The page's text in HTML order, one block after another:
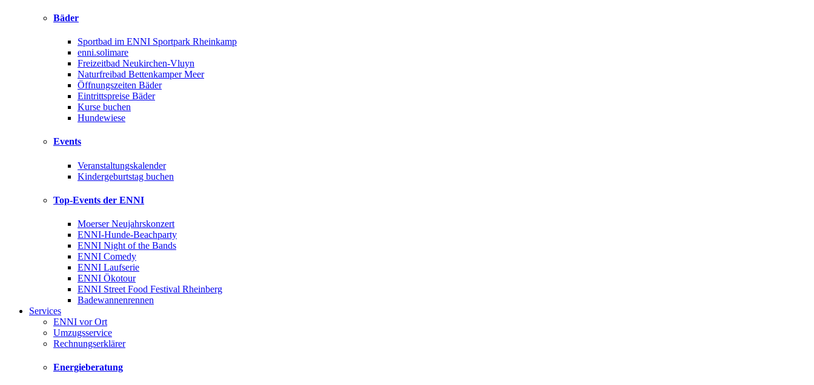
Bäder
Sportbad im ENNI Sportpark Rheinkamp
enni.solimare
Freizeitbad Neukirchen-Vluyn
Naturfreibad Bettenkamper Meer
Öffnungszeiten Bäder
Eintrittspreise Bäder
Kurse buchen
Hundewiese
Events
Veranstaltungskalender
Kindergeburtstag buchen
Top-Events der ENNI
Moerser Neujahrskonzert
ENNI-Hunde-Beachparty
ENNI Night of the Bands
ENNI Comedy
ENNI Laufserie
ENNI Ökotour
ENNI Street Food Festival Rheinberg
Badewannenrennen
Services
ENNI vor Ort
Umzugsservice
Rechnungserklärer
Energieberatung